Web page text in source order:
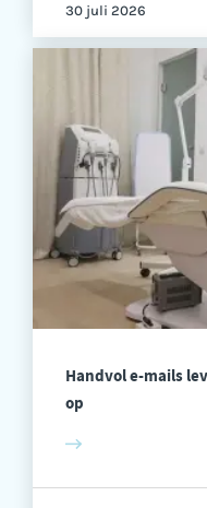
30 juli 2026
Handvol e-mails
op